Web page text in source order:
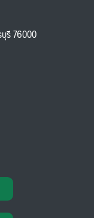
รี 76000